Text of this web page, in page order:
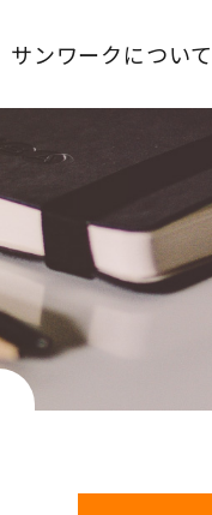
サンワークについて